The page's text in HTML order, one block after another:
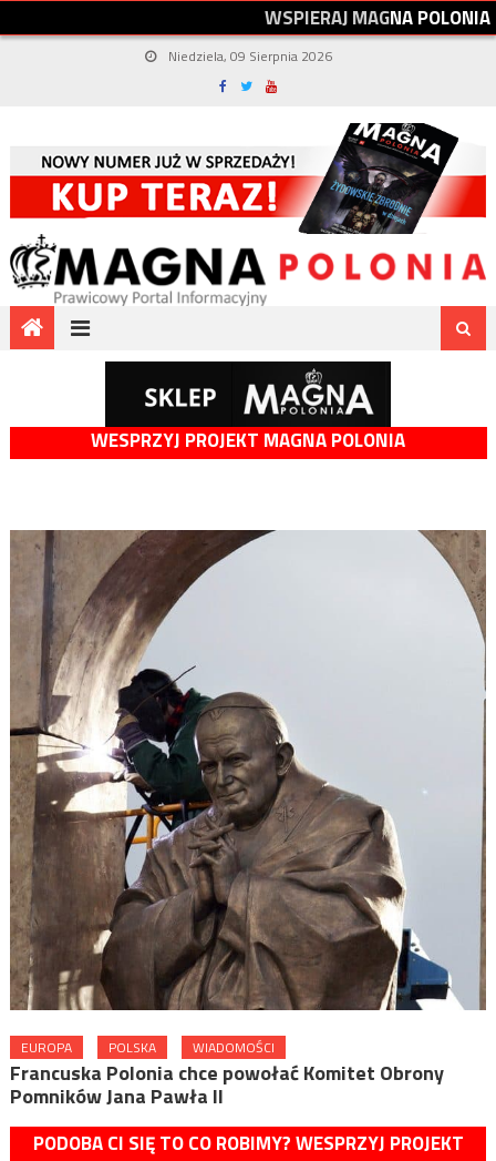
WSPIERAJMAGNAPOLONIA
Niedziela, 09 Sierpnia 2026
WESPRZYJ PROJEKT MAGNA POLONIA
EUROPA POLSKA WIADOMOŚCI
Francuska Polonia chce powołać Komitet Obrony
Pomników Jana Pawła II
PODOBA CI SIĘ TO CO ROBIMY? WESPRZYJ PROJEKT